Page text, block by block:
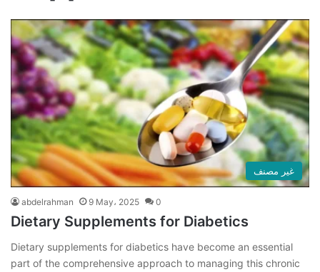
غير مصنف
abdelrahman 9 May، 2025 0
Dietary Supplements for Diabetics
Dietary supplements for diabetics have become an essential
part of the comprehensive approach to managing this chronic